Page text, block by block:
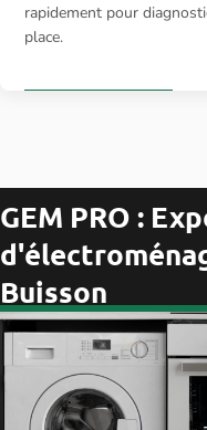
rapidement pour
place.
GEM PRO :
Buisson
En tant que spécialistes de
expertise au service de vos
Nos techniciens qualifiés
diagnostiquer et réparer